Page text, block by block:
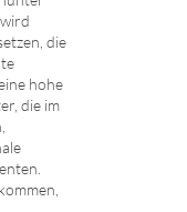
die
hohe
die im